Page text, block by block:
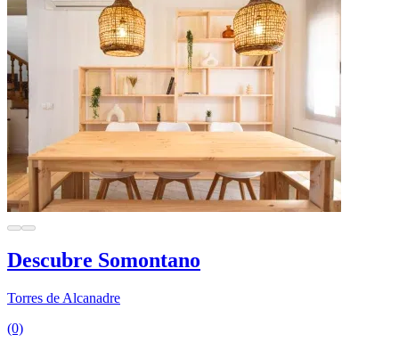
Descubre Somontano
Torres de Alcanadre
(0)